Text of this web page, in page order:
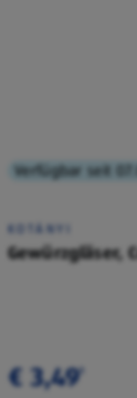
KOTÁNYI
Gewürzgläser,
€ 3,49¹